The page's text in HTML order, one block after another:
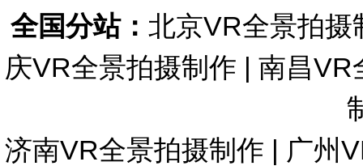
全国分站： 北京VR全景拍摄
庆VR全景拍摄制作 | 南昌VR
济南VR全景拍摄制作 | 广州